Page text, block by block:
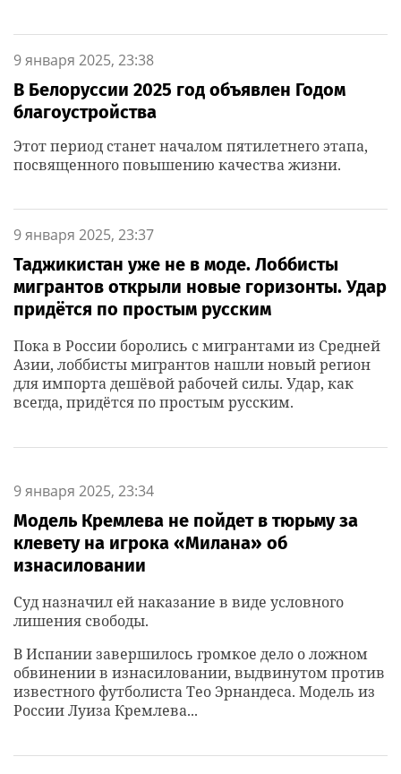
9 января 2025, 23:38
В Белоруссии 2025 год объявлен Годом
благоустройства
Этот период станет началом пятилетнего этапа,
посвященного повышению качества жизни.
9 января 2025, 23:37
Таджикистан уже не в моде. Лоббисты
мигрантов открыли новые горизонты. Удар
придётся по простым русским
Пока в России боролись с мигрантами из Средней
Азии, лоббисты мигрантов нашли новый регион
для импорта дешёвой рабочей силы. Удар, как
всегда, придётся по простым русским.
9 января 2025, 23:34
Модель Кремлева не пойдет в тюрьму за
клевету на игрока «Милана» об
изнасиловании
Суд назначил ей наказание в виде условного
лишения свободы.
В Испании завершилось громкое дело о ложном
обвинении в изнасиловании, выдвинутом против
известного футболиста Тео Эрнандеса. Модель из
России Луиза Кремлева...